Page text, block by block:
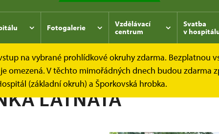
Fotogalerie
Vzdělávací
centrum
Svatba
v
na vybrané prohlídkové okruhy zdarma. Bezplatnou
omezená. V těchto mimořádných dnech budou zdarma
(základní okruh) a Šporkovská hrobka.
Kukský herbář - aneb co u nás roste...
LATNATÁ